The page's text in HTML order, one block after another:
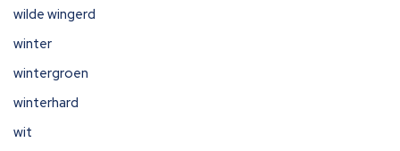
wilde wingerd
winter
wintergroen
winterhard
wit